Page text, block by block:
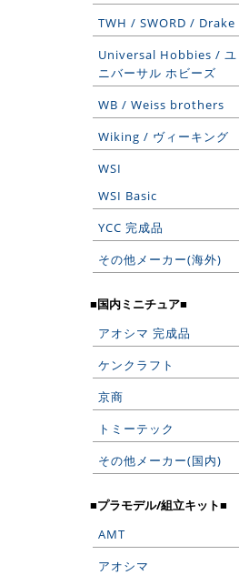
TWH / SWORD / Drake
Universal Hobbies / ユ
ニバーサル ホビーズ
WB / Weiss brothers
Wiking / ヴィーキング
WSI
WSI Basic
YCC 完成品
その他メーカー(海外)
■国内ミニチュア■
アオシマ 完成品
ケンクラフト
京商
トミーテック
その他メーカー(国内)
■プラモデル/組立キット■
AMT
アオシマ